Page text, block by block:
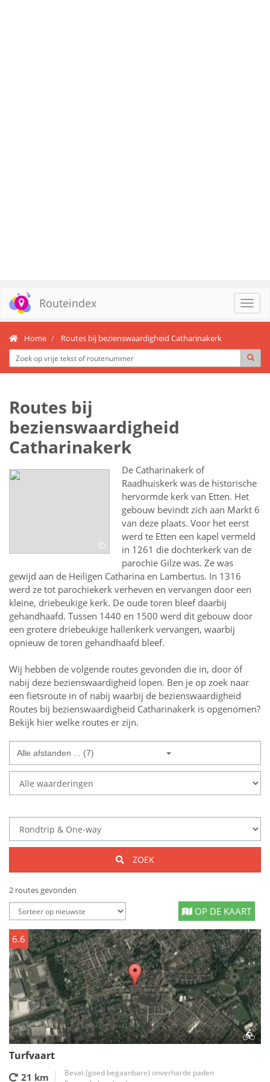
Routeindex
Home Routes bij bezienswaardigheid Catharinakerk
Routes bij
bezienswaardigheid
Catharinakerk
©
De Catharinakerk of
Raadhuiskerk was de historische
hervormde kerk van Etten. Het
gebouw bevindt zich aan Markt 6
van deze plaats. Voor het eerst
werd te Etten een kapel vermeld
in 1261 die dochterkerk van de
parochie Gilze was. Ze was
gewijd aan de Heiligen Catharina en Lambertus. In 1316
werd ze tot parochiekerk verheven en vervangen door een
kleine, driebeukige kerk. De oude toren bleef daarbij
gehandhaafd. Tussen 1440 en 1500 werd dit gebouw door
een grotere driebeukige hallenkerk vervangen, waarbij
opnieuw de toren gehandhaafd bleef.
Wij hebben de volgende routes gevonden die in, door óf
nabij deze bezienswaardigheid lopen. Ben je op zoek naar
een fietsroute in of nabij waarbij de bezienswaardigheid
Routes bij bezienswaardigheid Catharinakerk is opgenomen?
Bekijk hier welke routes er zijn.
Alle afstanden ... (7)
ZOEK
2 routes gevonden
OP DE KAART
6.6
Turfvaart
21 km
Bevat (goed begaanbare) onverharde paden